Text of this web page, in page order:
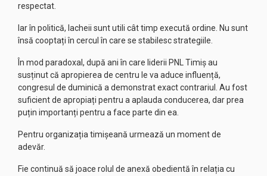
respectat.
Iar în politică, lacheii sunt utili cât timp execută ordine. Nu sunt
însă cooptați în cercul în care se stabilesc strategiile.
În mod paradoxal, după ani în care liderii PNL Timiș au
susținut că apropierea de centru le va aduce influență,
congresul de duminică a demonstrat exact contrariul. Au fost
suficient de apropiați pentru a aplauda conducerea, dar prea
puțin importanți pentru a face parte din ea.
Pentru organizația timișeană urmează un moment de
adevăr.
Fie continuă să joace rolul de anexă obedientă în relația cu